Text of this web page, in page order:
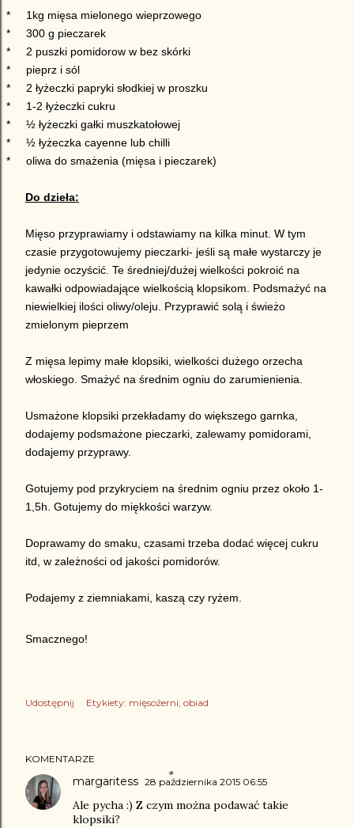
*
1kg mięsa mielonego wieprzowego
*
300 g pieczarek
*
2 puszki pomidorow w bez skórki
*
pieprz i sól
*
2 łyżeczki papryki słodkiej w proszku
*
1-2 łyżeczki cukru
*
½ łyżeczki gałki muszkatołowej
*
½ łyżeczka cayenne lub chilli
*
oliwa do smażenia (mięsa i pieczarek)
Do dzieła:
Mięso przyprawiamy i odstawiamy na kilka minut. W tym
czasie przygotowujemy pieczarki- jeśli są małe wystarczy je
jedynie oczyścić. Te średniej/dużej wielkości pokroić na
kawałki odpowiadające wielkością klopsikom. Podsmażyć na
niewielkiej ilości oliwy/oleju. Przyprawić solą i świeżo
zmielonym pieprzem
Z mięsa lepimy małe klopsiki, wielkości dużego orzecha
włoskiego. Smażyć na średnim ogniu do zarumienienia.
Usmażone klopsiki przekładamy do większego garnka,
dodajemy podsmażone pieczarki, zalewamy pomidorami,
dodajemy przyprawy.
Gotujemy pod przykryciem na średnim ogniu przez około 1-
1,5h. Gotujemy do miękkości warzyw.
Doprawamy do smaku, czasami trzeba dodać więcej cukru
itd, w zależności od jakości pomidorów.
Podajemy z ziemniakami, kaszą czy ryżem.
Smacznego!
Udostępnij Etykiety: mięsożerni obiad
KOMENTARZE
margaritess 28 października 2015 06:55
Ale pycha :) Z czym można podawać takie
klopsiki?